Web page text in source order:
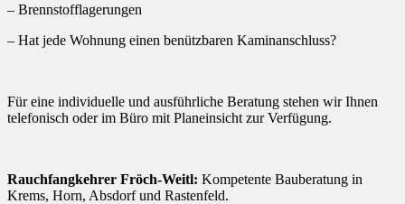
– Brennstofflagerungen
– Hat jede Wohnung einen benützbaren Kaminanschluss?
Für eine individuelle und ausführliche Beratung stehen wir Ihnen
telefonisch oder im Büro mit Planeinsicht zur Verfügung.
Rauchfangkehrer Fröch-Weitl: Kompetente Bauberatung in
Krems, Horn, Absdorf und Rastenfeld.